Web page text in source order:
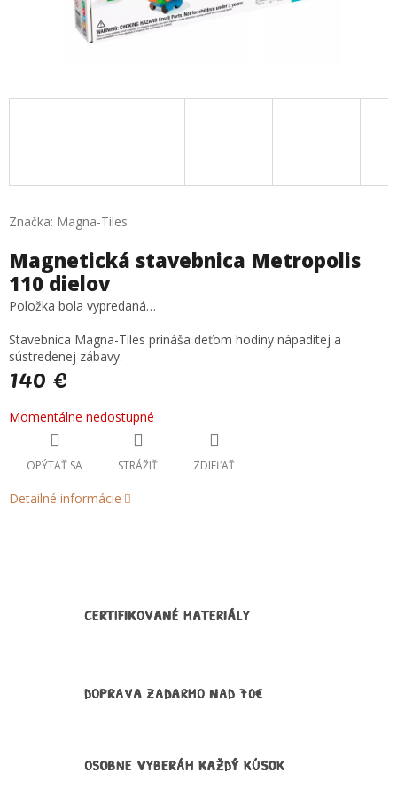
Značka: Magna-Tiles
Magnetická stavebnica Metropolis
110 dielov
140 €
Jednotková
cena:
Momentálne nedostupné
Položka bola vypredaná…
Stavebnica Magna-Tiles prináša deťom hodiny nápaditej a
sústredenej zábavy.
Detailné informácie
OPÝTAŤ SA STRÁŽIŤ ZDIEĽAŤ
CERTIFIKOVANÉ MATERIÁLY
DOPRAVA ZADARMO NAD 70€
OSOBNE VYBERÁM KAŽDÝ KÚSOK